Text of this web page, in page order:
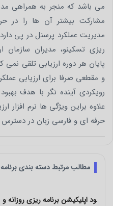
می باشد که منجر به همراهی
مشارکت بیشتر آن ها را در
مدیریت عملکرد پرسنل در پی
ریزی تسکینو، مدیران سازمان
پایان هر دوره ارزیابی تلقی
و مقطعی صرفا برای ارزیابی
رویکردی آینده نگر با هدف
علاوه براین ویژگی ها نرم افزار
حرفه ای و فارسی زبان در
مطالب مرتبط دسته بندی
معرفی